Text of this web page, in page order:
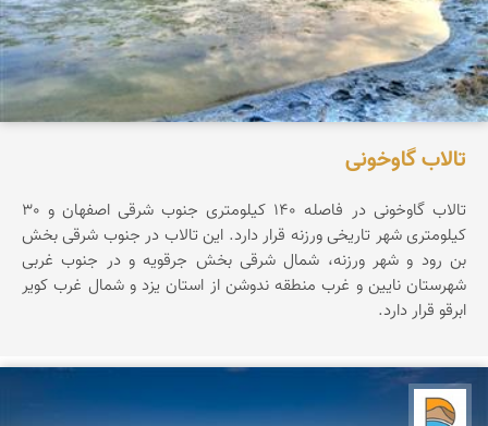
تالاب گاوخونی
تالاب گاوخونی در فاصله 140 کیلومتری جنوب شرقی اصفهان و 30
کیلومتری شهر تاریخی ورزنه قرار دارد. این تالاب در جنوب شرقی بخش
بن رود و شهر ورزنه، شمال شرقی بخش جرقویه و در جنوب غربی
شهرستان نایین و غرب منطقه ندوشن از استان یزد و شمال غرب کویر
ابرقو قرار دارد.